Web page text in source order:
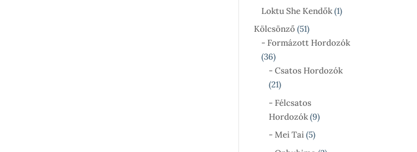
Termék
Loktu She Kendők 11
Kölcsönző 5151
Termék
- Formázott Hordozók
3636
Termék
- Csatos Hordozók
2121
Termék
- Félcsatos
Hordozók 99
- Mei Tai 55
Termék